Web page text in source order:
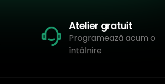
Atelier gratuit
Programează acum o
întâlnire